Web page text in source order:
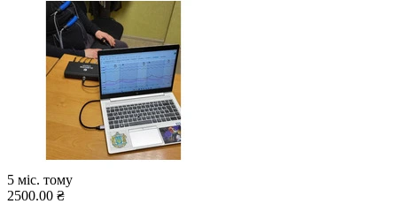
5 міс. тому
2500.00 ₴